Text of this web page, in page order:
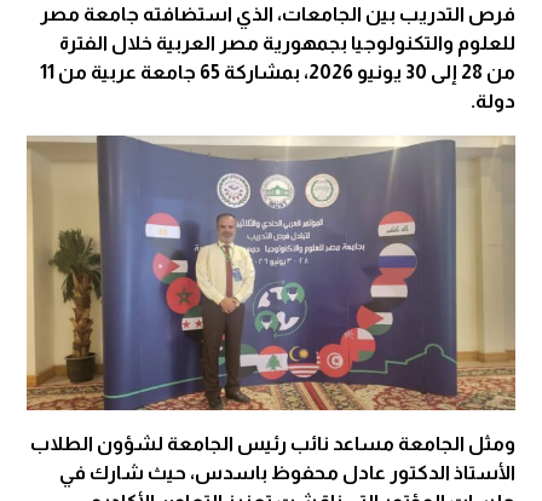
فرص التدريب بين الجامعات، الذي استضافته جامعة مصر
للعلوم والتكنولوجيا بجمهورية مصر العربية خلال الفترة
من 28 إلى 30 يونيو 2026، بمشاركة 65 جامعة عربية من 11
دولة.
ومثل الجامعة مساعد نائب رئيس الجامعة لشؤون الطلاب
الأستاذ الدكتور عادل محفوظ باسدس، حيث شارك في